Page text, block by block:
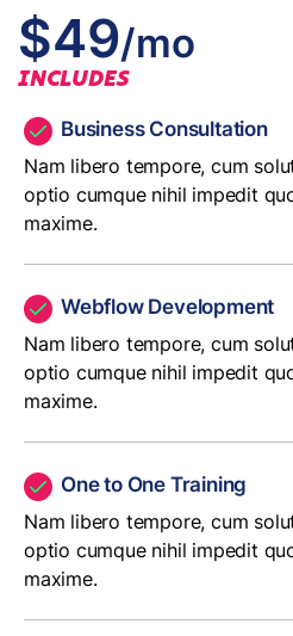
$49/mo
INCLUDES
Business Consultation
Nam libero tempore, cum
optio cumque nihil impedit
maxime.
Webflow Development
Nam libero tempore, cum
optio cumque nihil impedit
maxime.
One to One Training
Nam libero tempore, cum
optio cumque nihil impedit
maxime.